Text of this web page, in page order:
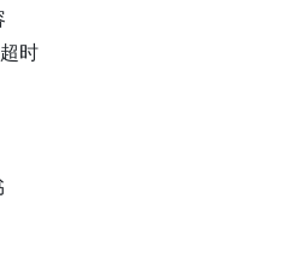
时